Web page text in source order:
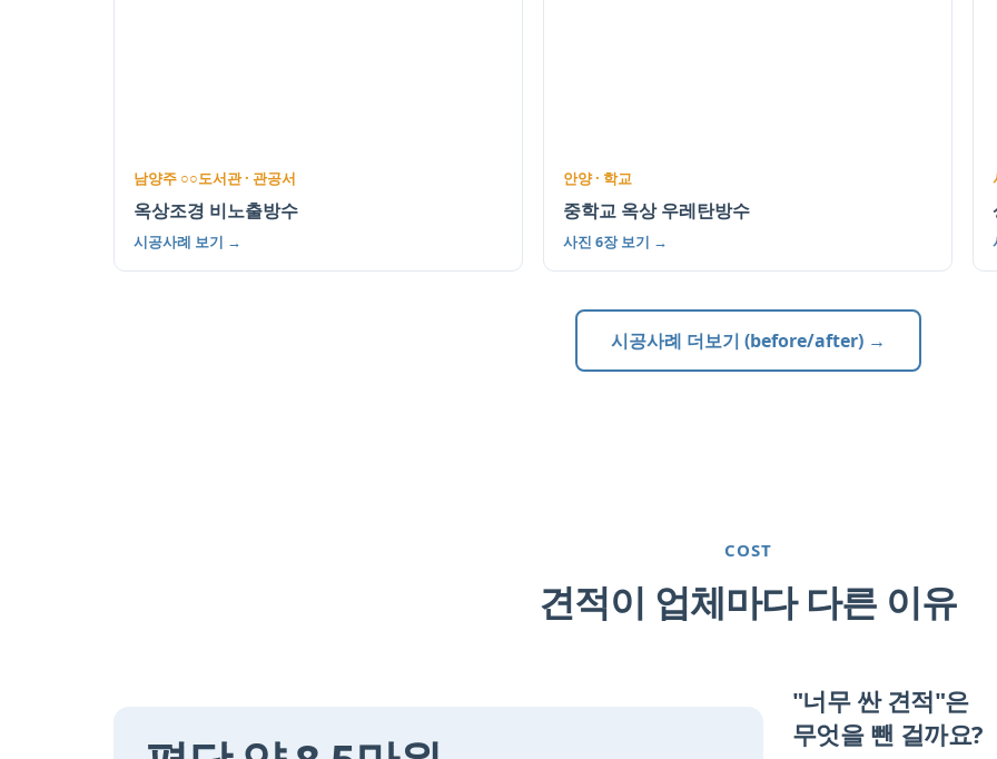
남양주 ○○도서관 · 관공서
옥상조경 비노출방수
시공사례 보기 →
안양 · 학교
중학교 옥상 우레탄방수
사진 6장 보기 →
시공사례 더보기 (before/after) →
COST
견적이 업체마다 다른 이유
"너무 싼 견적"은
무엇을 뺀 걸까요?